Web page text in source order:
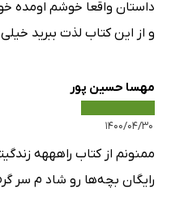
داستان واقعا خوشم اومده
و از این کتاب لذت ببرید
مهسا حسین پور
۱۴۰۰/۰۴/۳۰
ممنونم از کتاب راهههه
رایگان بچه‌ها رو شاد م سر